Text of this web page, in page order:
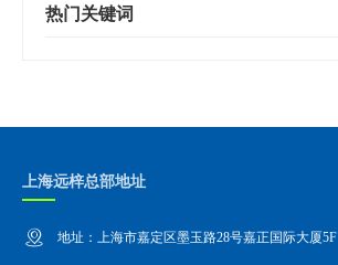
热门关键词
上海远梓总部地址
地址：上海市嘉定区墨玉路28号嘉正国际大厦5F